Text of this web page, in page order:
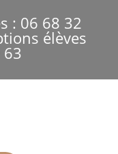
: 06 68 32
élèves
63